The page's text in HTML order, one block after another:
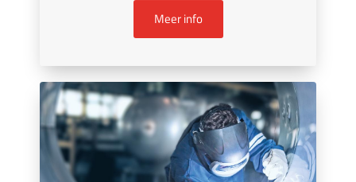
Meer info